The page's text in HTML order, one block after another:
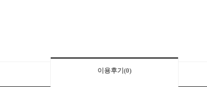
이용후기 (0)